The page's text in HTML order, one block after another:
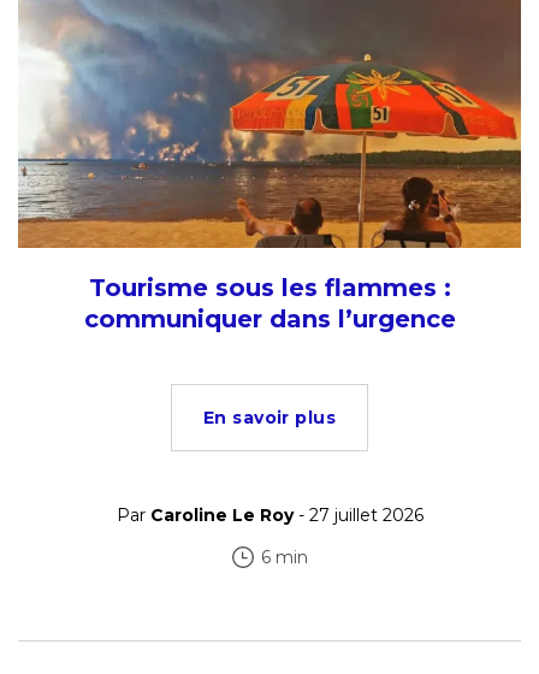
Tourisme sous les flammes :
communiquer dans l’urgence
En savoir plus
Par Caroline Le Roy- 27 juillet 2026
6 min